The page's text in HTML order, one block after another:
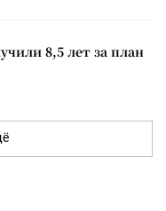
8,5 лет за план